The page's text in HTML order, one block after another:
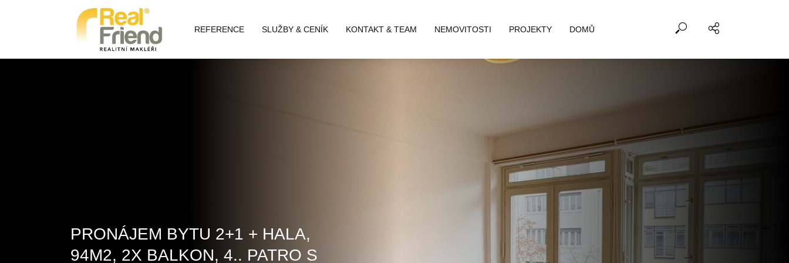
REFERENCE SLUŽBY & CENÍK KONTAKT & TEAM NEMOVITOSTI PROJEKTY DOMŮ
PRONÁJEM BYTU 2+1 + HALA,
94M2, 2X BALKON, 4.. PATRO S